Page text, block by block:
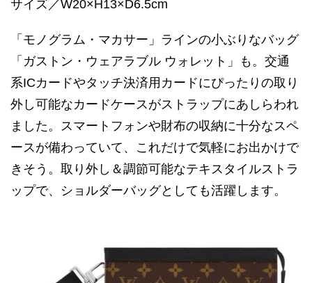
サイズ／W20×H13×D6.5cm
「モノグラム・マカサー」ラインの小ぶりなバッグ
「ガストン・ウェアラブル ウォレット」も。交通
系ICカードやタッチ決済用カードにぴったりの取り
外し可能なカードケースがストラップにあしらわれ
ました。スマートフォンや財布の収納に十分なスペ
ースが備わっていて、これだけで気軽にお出かけで
きそう。取り外し＆調節可能なテキスタイルストラ
ップで、ショルダーバッグとしても活躍します。